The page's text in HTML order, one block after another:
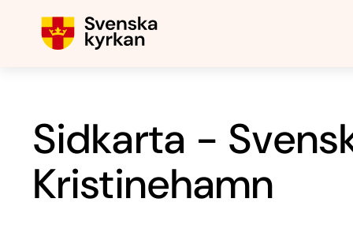
Sidkarta -
Kristinehamn